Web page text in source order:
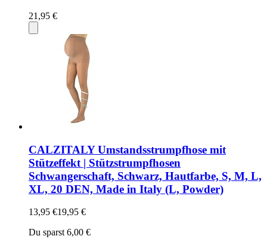
21,95 €
CALZITALY Umstandsstrumpfhose mit
Stützeffekt | Stützstrumpfhosen
Schwangerschaft, Schwarz, Hautfarbe, S, M, L,
XL, 20 DEN, Made in Italy (L, Powder)
13,95 €19,95 €
Du sparst 6,00 €